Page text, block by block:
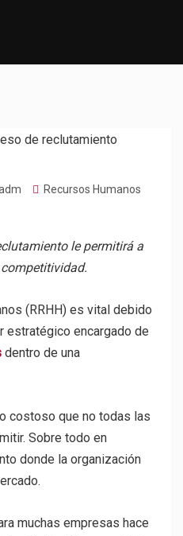
Recursos Humanos
le permitirá a
(RRHH) es vital debido
estratégico encargado de
dentro de una
costoso que no todas las
Sobre todo en
donde la organización
muchas empresas hace